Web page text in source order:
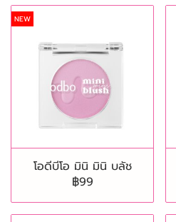
NEW
โอดีบีโอ มินิ มินิ บลัช
฿99